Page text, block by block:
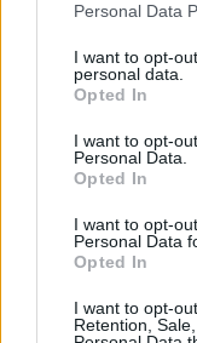
Personal Data
I want to opt-
personal data.
Opted In
I want to opt-
Personal Data.
Opted In
I want to opt-
Personal Data
Opted In
I want to opt-
Retention,
A. Veryga apie
kritinė
Žinios | Lietuvos
S. Čaplinskas:
ribojimus –